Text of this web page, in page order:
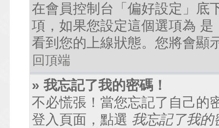
在會員控制台「偏好設定」底
項，如果您設定這個選項為 是
看到您的上線狀態。您將會顯
回頂端
» 我忘記了我的密碼！
不必慌張！當您忘記了自己的
登入頁面，點選 我忘記了我的